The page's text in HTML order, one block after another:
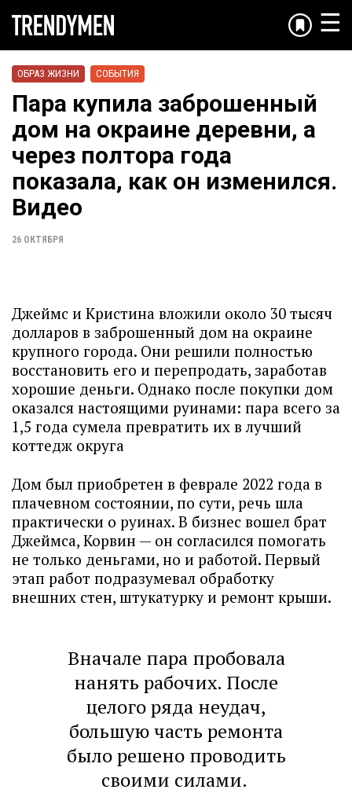
☰
ОБРАЗ ЖИЗНИ СОБЫТИЯ
Пара купила заброшенный
дом на окраине деревни, а
через полтора года
показала, как он изменился.
Видео
26 ОКТЯБРЯ
Джеймс и Кристина вложили около 30 тысяч
долларов в заброшенный дом на окраине
крупного города. Они решили полностью
восстановить его и перепродать, заработав
хорошие деньги. Однако после покупки дом
оказался настоящими руинами: пара всего за
1,5 года сумела превратить их в лучший
коттедж округа
Дом был приобретен в феврале 2022 года в
плачевном состоянии, по сути, речь шла
практически о руинах. В бизнес вошел брат
Джеймса, Корвин — он согласился помогать
не только деньгами, но и работой. Первый
этап работ подразумевал обработку
внешних стен, штукатурку и ремонт крыши.
Вначале пара пробовала
нанять рабочих. После
целого ряда неудач,
большую часть ремонта
было решено проводить
своими силами.